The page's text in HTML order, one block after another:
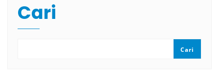
Cari
Cari